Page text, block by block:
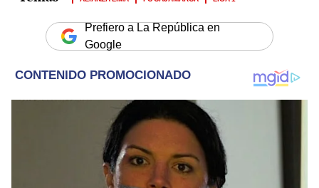
Prefiero a La República en
Google